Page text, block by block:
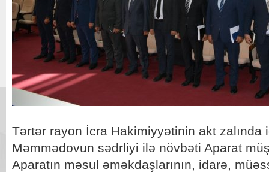
Tərtər rayon İcra Hakimiyyətinin akt zalında
Məmmədovun sədrliyi ilə növbəti Aparat
Aparatın məsul əməkdaşlarının, idarə,